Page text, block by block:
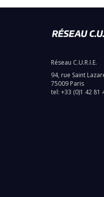
Réseau C.U.R.I.E.
94, rue Saint
75009 Paris
tel: +33 (0)1 42 81